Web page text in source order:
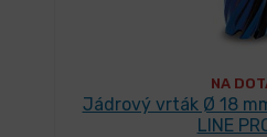
NA
Jádrový vrták Ø 18
LINE